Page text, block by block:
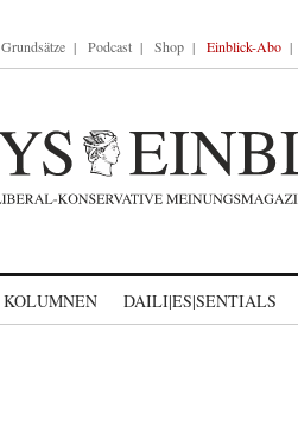
Grundsätze Podcast Shop Einblick-Abo
KOLUMNEN DAILI|ES|SENTIALS